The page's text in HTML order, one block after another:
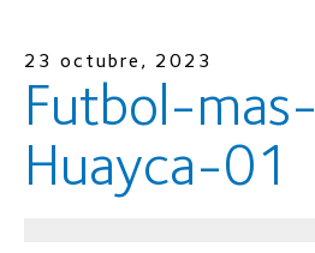
23 octubre, 2023
Futbol-mas-
Huayca-01